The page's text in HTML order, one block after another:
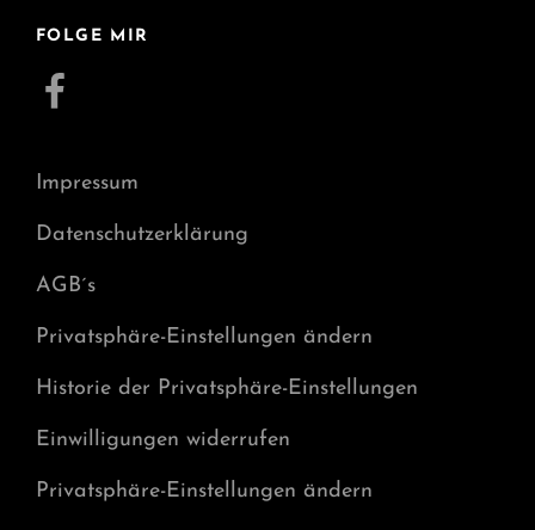
FOLGE MIR
Facebook
Impressum
Datenschutzerklärung
AGB´s
Privatsphäre-Einstellungen ändern
Historie der Privatsphäre-Einstellungen
Einwilligungen widerrufen
Privatsphäre-Einstellungen ändern